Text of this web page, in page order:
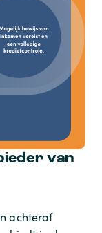
van
achteraf